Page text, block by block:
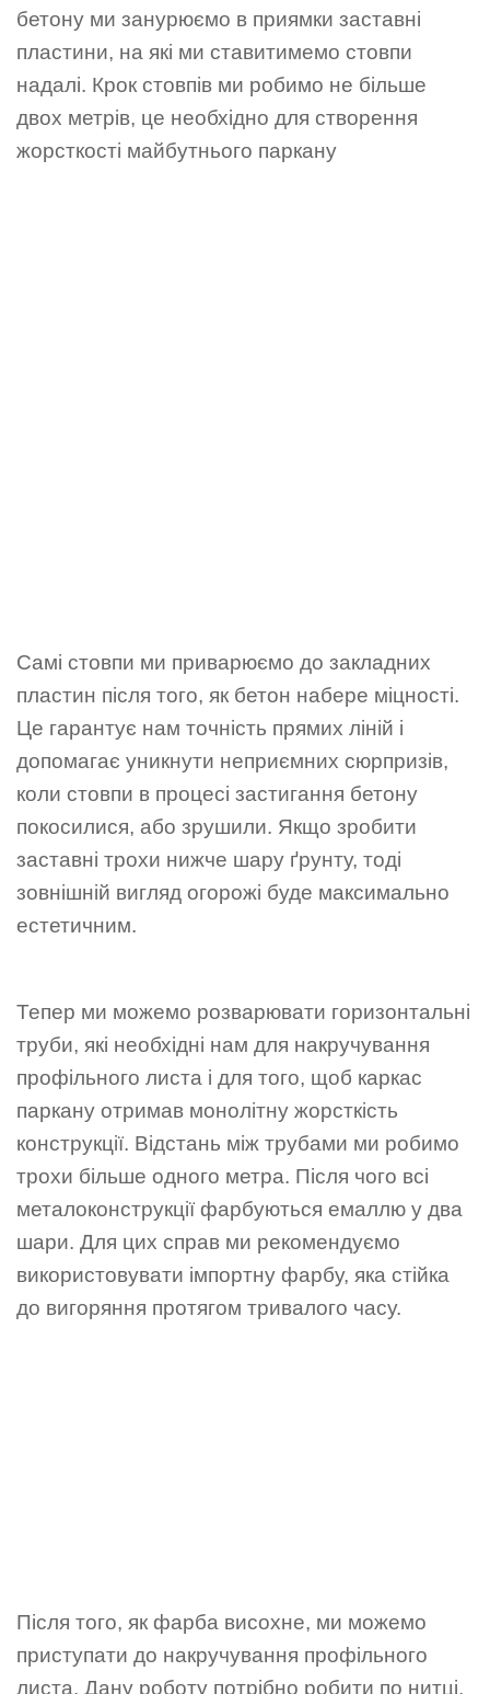
бетону ми занурюємо в приямки заставні
пластини, на які ми ставитимемо стовпи
надалі. Крок стовпів ми робимо не більше
двох метрів, це необхідно для створення
жорсткості майбутнього паркану
Самі стовпи ми приварюємо до закладних
пластин після того, як бетон набере міцності.
Це гарантує нам точність прямих ліній і
допомагає уникнути неприємних сюрпризів,
коли стовпи в процесі застигання бетону
покосилися, або зрушили. Якщо зробити
заставні трохи нижче шару ґрунту, тоді
зовнішній вигляд огорожі буде максимально
естетичним.
Тепер ми можемо розварювати горизонтальні
труби, які необхідні нам для накручування
профільного листа і для того, щоб каркас
паркану отримав монолітну жорсткість
конструкції. Відстань між трубами ми робимо
трохи більше одного метра. Після чого всі
металоконструкції фарбуються емаллю у два
шари. Для цих справ ми рекомендуємо
використовувати імпортну фарбу, яка стійка
до вигоряння протягом тривалого часу.
Після того, як фарба висохне, ми можемо
приступати до накручування профільного
листа. Дану роботу потрібно робити по нитці,